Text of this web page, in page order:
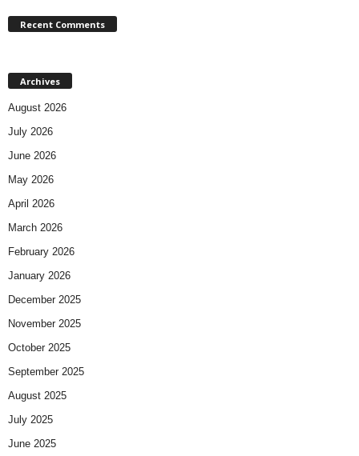
Recent Comments
Archives
August 2026
July 2026
June 2026
May 2026
April 2026
March 2026
February 2026
January 2026
December 2025
November 2025
October 2025
September 2025
August 2025
July 2025
June 2025